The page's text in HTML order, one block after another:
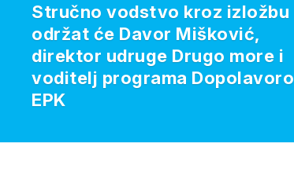
Stručno vodstvo kroz izložbu
održat će Davor Mišković,
direktor udruge Drugo more i
voditelj programa Dopolavoro
EPK